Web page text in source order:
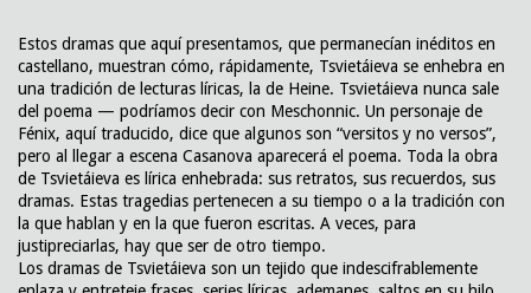
Estos dramas que aquí presentamos, que permanecían inéditos en
castellano, muestran cómo, rápidamente, Tsvietáieva se enhebra en
una tradición de lecturas líricas, la de Heine. Tsvietáieva nunca sale
del poema — podríamos decir con Meschonnic. Un personaje de
Fénix, aquí traducido, dice que algunos son “versitos y no versos”,
pero al llegar a escena Casanova aparecerá el poema. Toda la obra
de Tsvietáieva es lírica enhebrada: sus retratos, sus recuerdos, sus
dramas. Estas tragedias pertenecen a su tiempo o a la tradición con
la que hablan y en la que fueron escritas. A veces, para
justipreciarlas, hay que ser de otro tiempo.
Los dramas de Tsvietáieva son un tejido que indescifrablemente